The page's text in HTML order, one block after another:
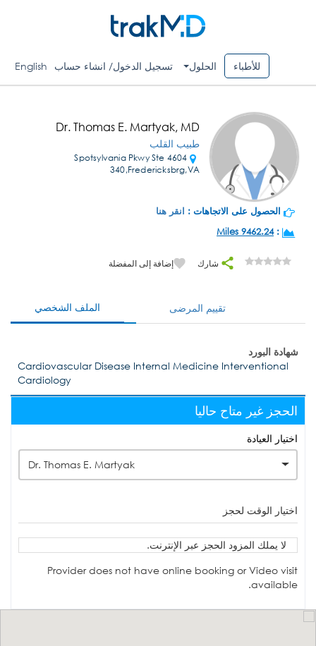
للأطباء الحلول تسجيل الدخول/ انشاء حساب English
Dr. Thomas E. Martyak, MD
طبيب القلب
4604 Spotsylvania Pkwy Ste
340,Fredericksbrg,VA
الحصول على الاتجاهات : انقر هنا
:
9462.24 Miles
شارك إضافة إلى المفضلة
الملف الشخصي تقييم المرضى
شهادة البورد
Cardiovascular Disease Internal Medicine Interventional
Cardiology
الحجز غير متاح حاليا
اختيار العيادة
Dr. Thomas E. Martyak
اختيار الوقت لحجز
لا يملك المزود الحجز عبر الإنترنت.
Provider does not have online booking or Video visit
available.